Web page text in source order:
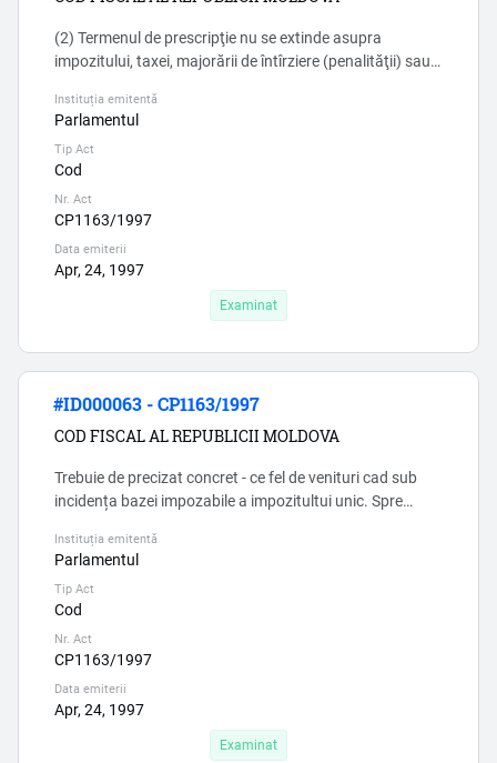
(2) Termenul de prescripţie nu se extinde asupra
impozitului, taxei, majorării de întîrziere (penalităţii) sau
concrete dacă darea de seamă fiscală care stabileşte
obligaţia fiscală conţine informaţii ce induc în eroare sau
reflectă fapte ce constituie infracţiuni fiscale ori nu a fost
prezentată. Acest alineat incalca drepturil...
Instituția emitentă
Parlamentul
Tip Act
Cod
Nr. Act
CP1163/1997
Data emiterii
Apr, 24, 1997
Examinat
#ID000063 - CP1163/1997
COD FISCAL AL REPUBLICII MOLDOVA
Trebuie de precizat concret - ce fel de venituri cad sub
incidența bazei impozabile a impozitultui unic. Spre
asupra veniturilor din iesirea imobilizărilor corporale și
necorporale. Insa în SNC «Imobilizari corporale si
Instituția emitentă
Parlamentul
Tip Act
Cod
Nr. Act
CP1163/1997
Data emiterii
Apr, 24, 1997
Examinat